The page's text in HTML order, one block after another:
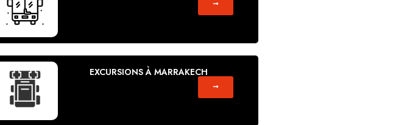
EXCURSIONS À MARRAKECH